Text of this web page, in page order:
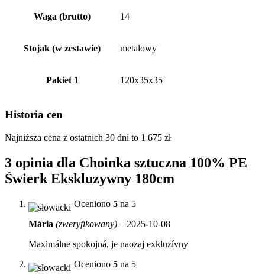
Waga (brutto) 14
Stojak (w zestawie) metalowy
Pakiet 1 120x35x35
Historia cen
Najniższa cena z ostatnich 30 dni to 1 675 zł
3 opinia dla Choinka sztuczna 100% PE
Świerk Ekskluzywny 180cm
Oceniono 5 na 5
Mária (zweryfikowany) – 2025-10-08
Maximálne spokojná, je naozaj exkluzívny
Oceniono 5 na 5